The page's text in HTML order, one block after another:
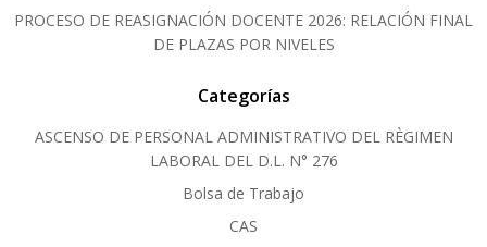
PROCESO DE REASIGNACIÓN DOCENTE 2026: RELACIÓN FINAL
DE PLAZAS POR NIVELES
Categorías
ASCENSO DE PERSONAL ADMINISTRATIVO DEL RÈGIMEN
LABORAL DEL D.L. N° 276
Bolsa de Trabajo
CAS